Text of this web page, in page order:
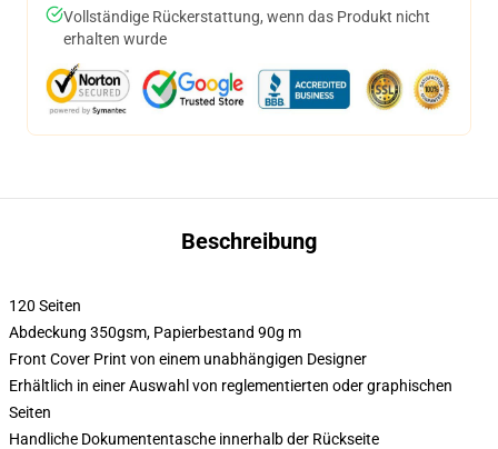
Vollständige Rückerstattung, wenn das Produkt nicht
erhalten wurde
Beschreibung
120 Seiten
Abdeckung 350gsm, Papierbestand 90g m
Front Cover Print von einem unabhängigen Designer
Erhältlich in einer Auswahl von reglementierten oder graphischen
Seiten
Handliche Dokumententasche innerhalb der Rückseite